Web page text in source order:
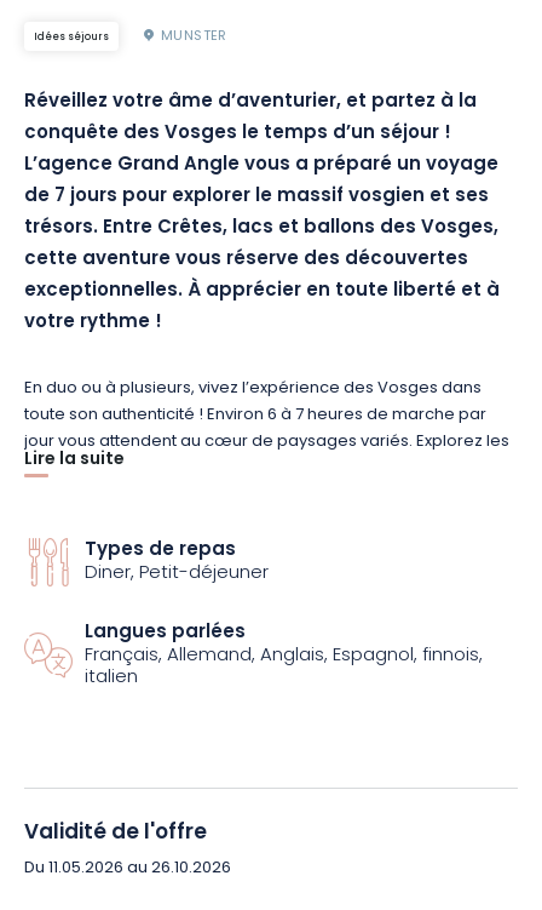
Idées séjours MUNSTER
Réveillez votre âme d’aventurier, et partez à la
conquête des Vosges le temps d’un séjour !
L’agence Grand Angle vous a préparé un voyage
de 7 jours pour explorer le massif vosgien et ses
trésors. Entre Crêtes, lacs et ballons des Vosges,
cette aventure vous réserve des découvertes
exceptionnelles. À apprécier en toute liberté et à
votre rythme !
En duo ou à plusieurs, vivez l’expérience des Vosges dans
toute son authenticité !Environ 6 à 7 heures de marche par
jour vous attendent au cœur de paysages variés.Explorez les
tourbières et leur flore particulière,
également le col du Bonhomme, le Gazon du
la Schlucht, ou encore leHohneck
Afin d’assurer votre confort, l’agence Grand Angle a prévu un
Le dossier de voyage, ainsi que les taxes de séjour sont
Lire la suite
Types de repas
Diner, Petit-déjeuner
Langues parlées
Français, Allemand, Anglais, Espagnol, finnois,
italien
Validité de l'offre
Du 11.05.2026 au 26.10.2026